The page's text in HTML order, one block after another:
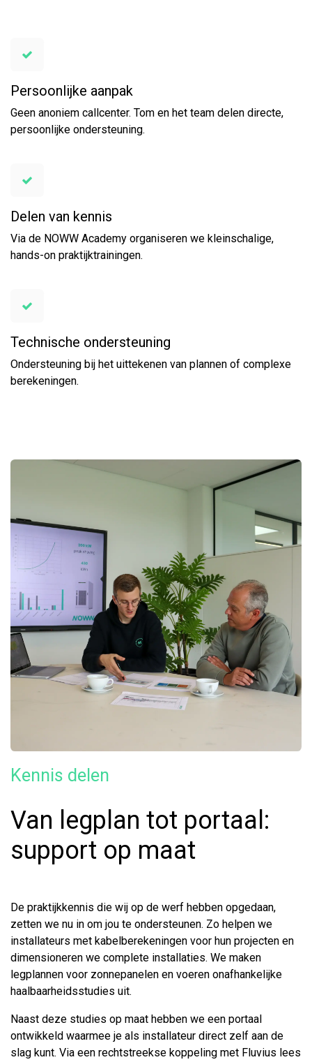
Persoonlijke aanpak
Geen anoniem callcenter. Tom en het team delen directe,
persoonlijke ondersteuning.
Delen van kennis
Via de NOWW Academy organiseren we kleinschalige,
hands-on praktijktrainingen.
Technische ondersteuning
Ondersteuning bij het uittekenen van plannen of complexe
berekeningen.
Kennis delen
Van legplan tot portaal:
support op maat
De praktijkkennis die wij op de werf hebben opgedaan,
zetten we nu in om jou te ondersteunen. Zo helpen we
installateurs met kabelberekeningen voor hun projecten en
dimensioneren we complete installaties. We maken
legplannen voor zonnepanelen en voeren onafhankelijke
haalbaarheidsstudies uit.
Naast deze studies op maat hebben we een portaal
ontwikkeld waarmee je als installateur direct zelf aan de
slag kunt. Via een rechtstreekse koppeling met Fluvius lees